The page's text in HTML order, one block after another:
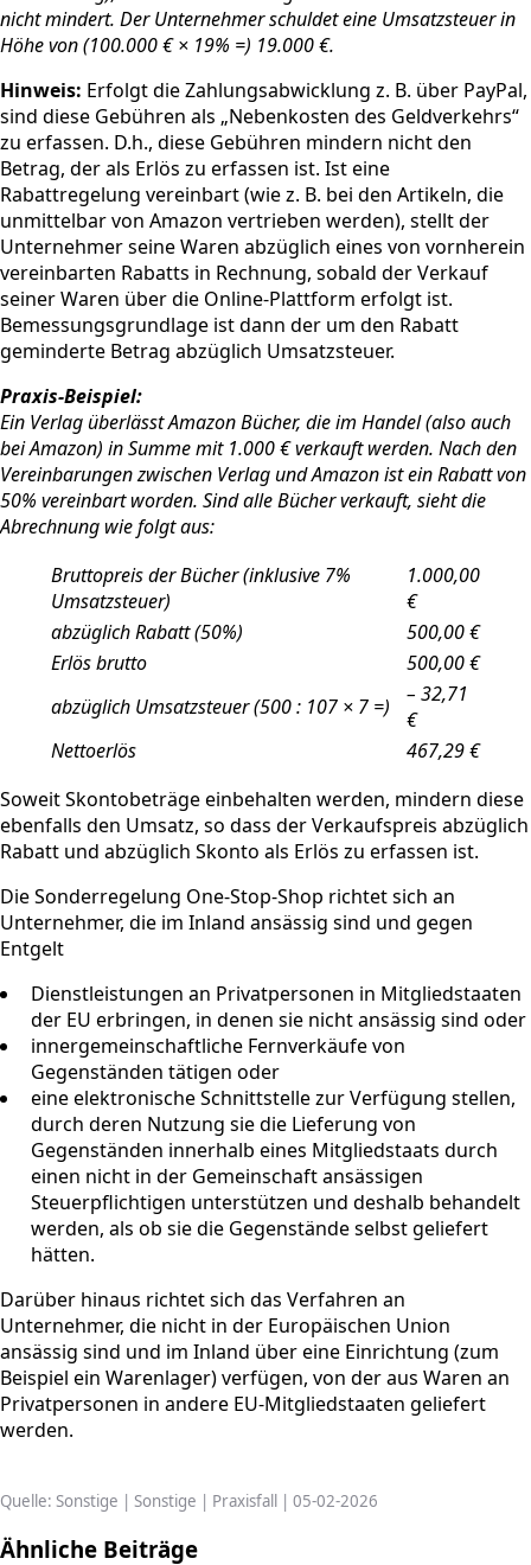
nicht mindert. Der Unternehmer schuldet eine Umsatzsteuer in
Höhe von (100.000 € × 19% =) 19.000 €.
Hinweis: Erfolgt die Zahlungsabwicklung z. B. über PayPal,
sind diese Gebühren als „Nebenkosten des Geldverkehrs“
zu erfassen. D.h., diese Gebühren mindern nicht den
Betrag, der als Erlös zu erfassen ist. Ist eine
Rabattregelung vereinbart (wie z. B. bei den Artikeln, die
unmittelbar von Amazon vertrieben werden), stellt der
Unternehmer seine Waren abzüglich eines von vornherein
vereinbarten Rabatts in Rechnung, sobald der Verkauf
seiner Waren über die Online-Plattform erfolgt ist.
Bemessungsgrundlage ist dann der um den Rabatt
geminderte Betrag abzüglich Umsatzsteuer.
Praxis-Beispiel:
Ein Verlag überlässt Amazon Bücher, die im Handel (also auch
bei Amazon) in Summe mit 1.000 € verkauft werden. Nach den
Vereinbarungen zwischen Verlag und Amazon ist ein Rabatt von
50% vereinbart worden. Sind alle Bücher verkauft, sieht die
Abrechnung wie folgt aus:
Bruttopreis der Bücher (inklusive 7%
Umsatzsteuer)
1.000,00
€
abzüglich Rabatt (50%)
500,00 €
Erlös brutto
500,00 €
abzüglich Umsatzsteuer (500 : 107 × 7 =)
– 32,71
€
Nettoerlös
467,29 €
Soweit Skontobeträge einbehalten werden, mindern diese
ebenfalls den Umsatz, so dass der Verkaufspreis abzüglich
Rabatt und abzüglich Skonto als Erlös zu erfassen ist.
Die Sonderregelung One-Stop-Shop richtet sich an
Unternehmer, die im Inland ansässig sind und gegen
Entgelt
Dienstleistungen an Privatpersonen in Mitgliedstaaten
der EU erbringen, in denen sie nicht ansässig sind oder
innergemeinschaftliche Fernverkäufe von
Gegenständen tätigen oder
eine elektronische Schnittstelle zur Verfügung stellen,
durch deren Nutzung sie die Lieferung von
Gegenständen innerhalb eines Mitgliedstaats durch
einen nicht in der Gemeinschaft ansässigen
Steuerpflichtigen unterstützen und deshalb behandelt
werden, als ob sie die Gegenstände selbst geliefert
hätten.
Darüber hinaus richtet sich das Verfahren an
Unternehmer, die nicht in der Europäischen Union
ansässig sind und im Inland über eine Einrichtung (zum
Beispiel ein Warenlager) verfügen, von der aus Waren an
Privatpersonen in andere EU-Mitgliedstaaten geliefert
werden.
Quelle: Sonstige | Sonstige | Praxisfall | 05-02-2026
Ähnliche Beiträge